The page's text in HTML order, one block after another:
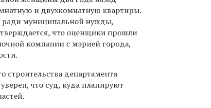
и двухкомнатную квартиры.
ради муниципальной нужды,
что оценщики прошли
компании с мэрией города,
строительства департамента
что суд, куда планируют